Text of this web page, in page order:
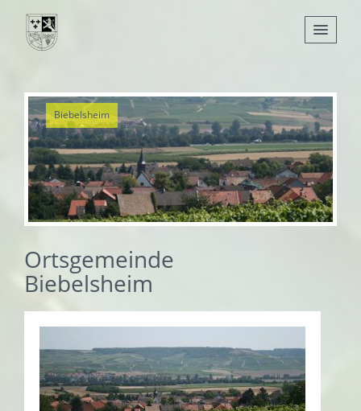
Nachrichten
Leben
Verwaltung
Tourismus
Gemeinden
Biebelsheim
Ortsgemeinde
Biebelsheim